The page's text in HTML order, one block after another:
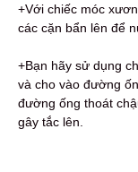
+Với chiếc móc
các cặn bẩn lên để
+Bạn hãy sử dụng
và cho vào đường
đường ống thoát
gây tắc lên.